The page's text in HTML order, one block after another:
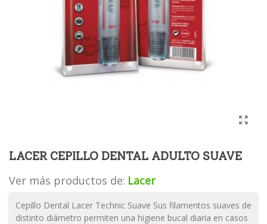
LACER CEPILLO DENTAL ADULTO SUAVE
Ver más productos de: Lacer
Cepillo Dental Lacer Technic Suave Sus filamentos suaves de
distinto diámetro permiten una higiene bucal diaria en casos